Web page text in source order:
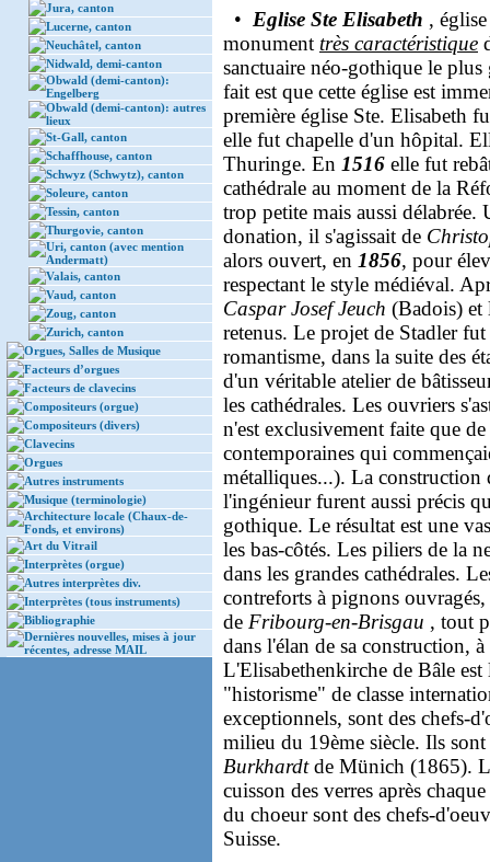
Jura, canton
Lucerne, canton
Neuchâtel, canton
Nidwald, demi-canton
Obwald (demi-canton):
Engelberg
Obwald (demi-canton): autres
lieux
St-Gall, canton
Schaffhouse, canton
Schwyz (Schwytz), canton
Soleure, canton
Tessin, canton
Thurgovie, canton
Uri, canton (avec mention
Andermatt)
Valais, canton
Vaud, canton
Zoug, canton
Zurich, canton
Orgues, Salles de Musique
Facteurs d’orgues
Facteurs de clavecins
Compositeurs (orgue)
Compositeurs (divers)
Clavecins
Orgues
Autres instruments
Musique (terminologie)
Architecture locale (Chaux-de-
Fonds, et environs)
Art du Vitrail
Interprètes (orgue)
Autres interprètes div.
Interprètes (tous instruments)
Bibliographie
Dernières nouvelles, mises à jour
récentes, adresse MAIL
• Eglise Ste Elisabeth ,
monument très caractéristique
sanctuaire néo-gothique le
fait est que cette église est
première église Ste. Elisabeth
elle fut chapelle d'un hôpital.
Thuringe. En 1516 elle fut
cathédrale au moment de la
trop petite mais aussi
donation, il s'agissait de
alors ouvert, en 1856, pour
respectant le style médiéval.
Caspar Josef Jeuch (Badois)
retenus. Le projet de Stadler
romantisme, dans la suite des
d'un véritable atelier de
les cathédrales. Les ouvriers
n'est exclusivement faite que
contemporaines qui
métalliques...). La construction
l'ingénieur furent aussi précis
gothique. Le résultat est une
les bas-côtés. Les piliers de la
dans les grandes cathédrales.
contreforts à pignons
de Fribourg-en-Brisgau , tout
dans l'élan de sa construction,
L'Elisabethenkirche de Bâle
"historisme" de classe
exceptionnels, sont des chefs-
milieu du 19ème siècle. Ils
Burkhardtde Münich (1865).
cuisson des verres après
du choeur sont des chefs-
Suisse.